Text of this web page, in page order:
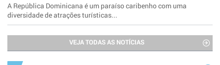
A República Dominicana é um paraíso caribenho com uma
diversidade de atrações turísticas...
VEJA TODAS AS NOTÍCIAS